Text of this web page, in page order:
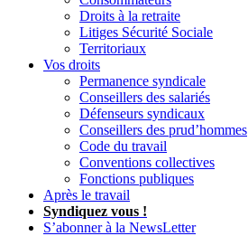
Droits à la retraite
Litiges Sécurité Sociale
Territoriaux
Vos droits
Permanence syndicale
Conseillers des salariés
Défenseurs syndicaux
Conseillers des prud’hommes
Code du travail
Conventions collectives
Fonctions publiques
Après le travail
Syndiquez vous !
S’abonner à la NewsLetter